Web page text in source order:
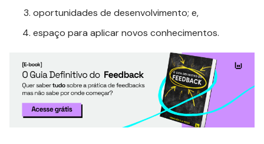
oportunidades de desenvolvimento; e,
espaço para aplicar novos conhecimentos.